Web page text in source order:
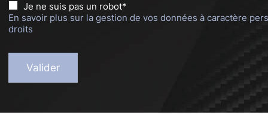
Je ne suis pas un robot*
En savoir plus sur la gestion de vos données à caractère
droits
Valider